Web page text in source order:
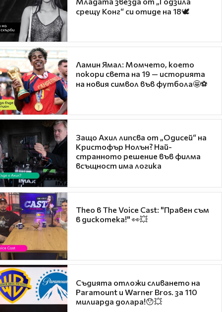
срещу Конг“ си отиде на 18🕊️
Ламин Ямал: Момчето, което
покори света на 19 — историята
на новия символ във футбола🤩⚽
Защо Ахил липсва от „Одисей“ на
Кристофър Нолън? Най-
странното решение във филма
всъщност има логика
Theo в The Voice Cast: "Правен съм
в дискотека!" 👀💥
Съдията отложи сливането на
Paramount и Warner Bros. за 110
милиарда долара!😯💥